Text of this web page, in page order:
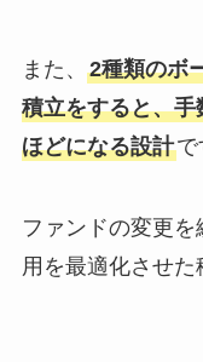
また、 2種類のボ
積立をすると、
ほどになる設計で
ファンドの変更
用を最適化させた